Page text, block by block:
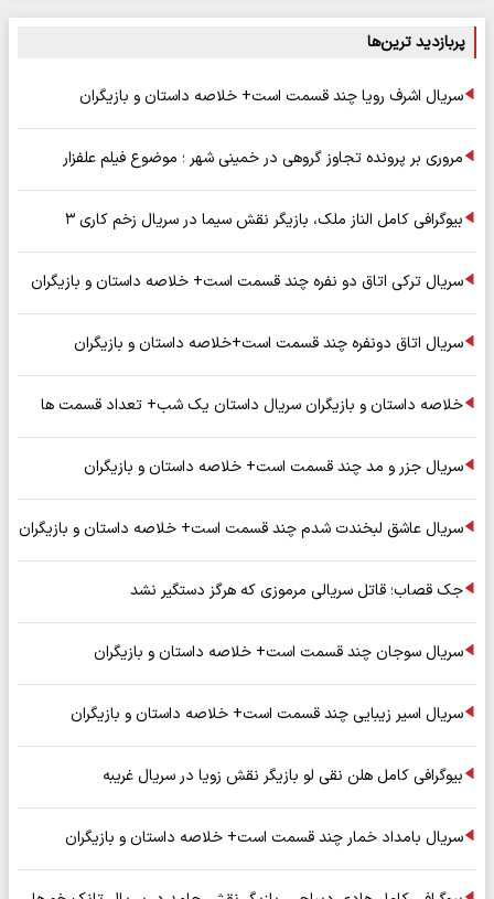
پربازدید ترین‌ها
سریال اشرف رویا چند قسمت است+ خلاصه داستان و بازیگران
مروری بر پرونده تجاوز گروهی در خمینی شهر ؛ موضوع فیلم علفزار
بیوگرافی کامل الناز ملک، بازیگر نقش سیما در سریال زخم کاری ۳
سریال ترکی اتاق دو نفره چند قسمت است+ خلاصه داستان و بازیگران
سریال اتاق دونفره چند قسمت است+خلاصه داستان و بازیگران
خلاصه داستان و بازیگران سریال داستان یک شب+ تعداد قسمت ها
سریال جزر و مد چند قسمت است+ خلاصه داستان و بازیگران
سریال عاشق لبخندت شدم چند قسمت است+ خلاصه داستان و بازیگران
جک قصاب؛ قاتل سریالی مرموزی که هرگز دستگیر نشد
سریال سوجان چند قسمت است+ خلاصه داستان و بازیگران
سریال اسیر زیبایی چند قسمت است+ خلاصه داستان و بازیگران
بیوگرافی کامل هلن نقی لو بازیگر نقش زویا در سریال غریبه
سریال بامداد خمار چند قسمت است+ خلاصه داستان و بازیگران